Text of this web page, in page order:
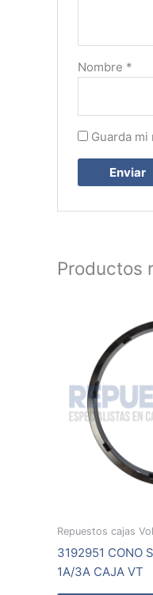
Nombre *
Guarda
Productos
Repuestos cajas
3192951 CONO
1A/3A CAJA VT